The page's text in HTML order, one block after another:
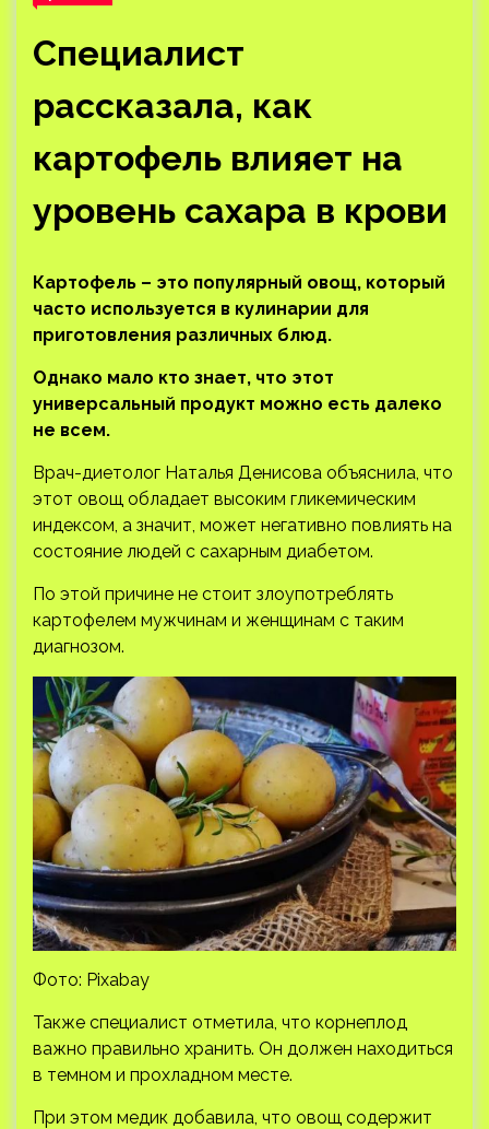
Специалист
рассказала, как
картофель влияет на
уровень сахара в крови
Картофель – это популярный овощ, который
часто используется в кулинарии для
приготовления различных блюд.
Однако мало кто знает, что этот
универсальный продукт можно есть далеко
не всем.
Врач-диетолог Наталья Денисова объяснила, что
этот овощ обладает высоким гликемическим
индексом, а значит, может негативно повлиять на
состояние людей с сахарным диабетом.
По этой причине не стоит злоупотреблять
картофелем мужчинам и женщинам с таким
диагнозом.
Фото: Pixabay
Также специалист отметила, что корнеплод
важно правильно хранить. Он должен находиться
в темном и прохладном месте.
При этом медик добавила, что овощ содержит